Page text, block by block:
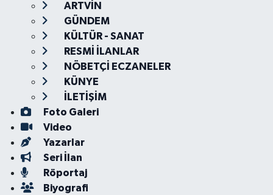
ARTVİN
GÜNDEM
KÜLTÜR - SANAT
RESMİ İLANLAR
NÖBETÇİ ECZANELER
KÜNYE
İLETİŞİM
Foto Galeri
Video
Yazarlar
Seri İlan
Röportaj
Biyografi